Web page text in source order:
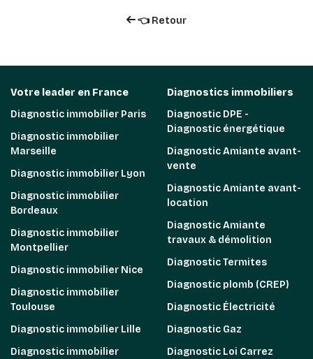
👈 Retour
Votre leader en France
Diagnostic immobilier Paris
Diagnostic immobilier
Marseille
Diagnostic immobilier Lyon
Diagnostic immobilier
Bordeaux
Diagnostic immobilier
Montpellier
Diagnostic immobilier Nice
Diagnostic immobilier
Toulouse
Diagnostic immobilier Lille
Diagnostic immobilier
Diagnostics immobiliers
Diagnostic DPE -
Diagnostic énergétique
Diagnostic Amiante avant-
vente
Diagnostic Amiante avant-
location
Diagnostic Amiante
travaux & démolition
Diagnostic Termites
Diagnostic plomb (CREP)
Diagnostic Électricité
Diagnostic Gaz
Diagnostic Loi Carrez